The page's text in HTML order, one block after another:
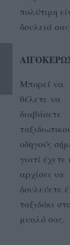
πολύτιμη
δουλειά
Μπορεί να
θέλετε να
διαβάσετε
οδηγούς
γιατί έχετε
αρχίσει να
δουλεύετε
ταξιδάκι
μυαλό σας.